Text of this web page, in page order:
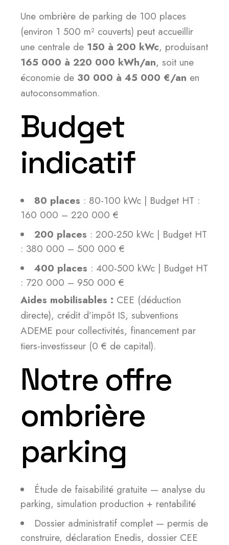
Une ombrière de parking de 100 places
(environ 1 500 m² couverts) peut accueillir
une centrale de 150 à 200 kWc, produisant
165 000 à 220 000 kWh/an, soit une
économie de 30 000 à 45 000 €/an en
autoconsommation.
Budget
indicatif
80 places : 80-100 kWc | Budget HT :
160 000 – 220 000 €
200 places : 200-250 kWc | Budget HT
: 380 000 – 500 000 €
400 places : 400-500 kWc | Budget HT
: 720 000 – 950 000 €
Aides mobilisables : CEE (déduction
directe), crédit d’impôt IS, subventions
ADEME pour collectivités, financement par
tiers-investisseur (0 € de capital).
Notre offre
ombrière
parking
Étude de faisabilité gratuite — analyse du
parking, simulation production + rentabilité
Dossier administratif complet — permis de
construire, déclaration Enedis, dossier CEE